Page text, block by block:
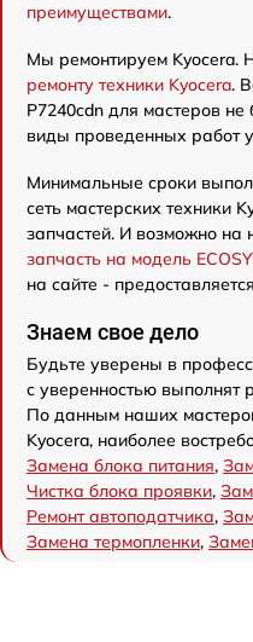
преимуществами.
Мы ремонтируем Kyocera.
ремонту техники Kyocera.
P7240cdn для мастеров
виды проведенных работ
Минимальные сроки
сеть мастерских техники
запчастей. И возможно на
запчасть на модель
на сайте -
Знаем свое дело
Будьте уверены в
с уверенностью выполнят
По данным наших
Kyocera, наиболее
Замена блока питания,
Чистка блока проявки,
Ремонт автоподатчика,
Замена термопленки,